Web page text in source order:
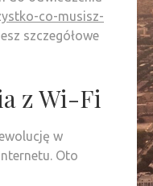
co-musisz-
szczegółowe
z Wi-Fi
w
Oto